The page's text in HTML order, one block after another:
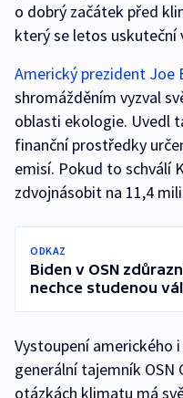
o dobrý začátek před
který se letos uskuteční
Americký prezident Joe
shromážděním vyzval
oblasti ekologie. Uvedl
finanční prostředky
emisí. Pokud to schválí
zdvojnásobit na 11,4
ODKAZ
Biden v OSN
nechce studenou
Vystoupení amerického
generální tajemník OSN
otázkách klimatu má